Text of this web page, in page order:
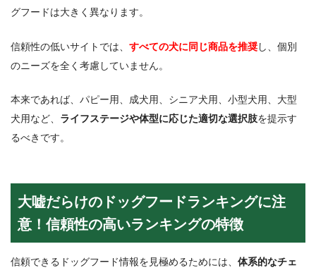
グフードは大きく異なります。
信頼性の低いサイトでは、 すべての犬に同じ商品を推奨し、個別
のニーズを全く考慮していません。
本来であれば、パピー用、成犬用、シニア犬用、小型犬用、大型
犬用など、 ライフステージや体型に応じた適切な選択肢を提示す
るべきです。
大嘘だらけのドッグフードランキングに注
意！信頼性の高いランキングの特徴
信頼できるドッグフード情報を見極めるためには、 体系的なチェ